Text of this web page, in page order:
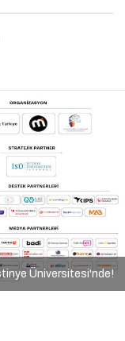
Üniversitesi'nde!